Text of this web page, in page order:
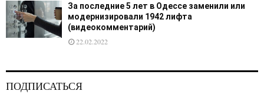
За последние 5 лет в Одессе заменили или
модернизировали 1942 лифта
(видеокомментарий)
22.02.2022
ПОДПИСАТЬСЯ